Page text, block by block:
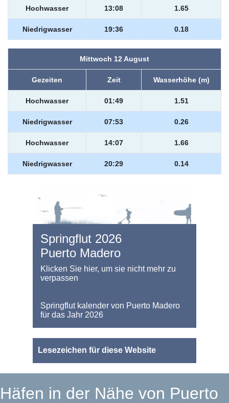
Hochwasser 13:08 1.65
Niedrigwasser 19:36 0.18
Mittwoch 12 August
Gezeiten Zeit Wasserhöhe (m)
Hochwasser 01:49 1.51
Niedrigwasser 07:53 0.26
Hochwasser 14:07 1.66
Niedrigwasser 20:29 0.14
Springflut 2026
Puerto Madero
Klicken Sie hier, um sie nicht mehr zu
verpassen
Springflut kalender von Puerto Madero
für das Jahr 2026
Lesezeichen für diese Website
Häfen in der Nähe von Puerto